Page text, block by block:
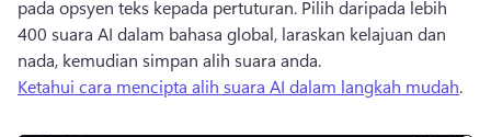
pada opsyen teks kepada pertuturan. Pilih daripada lebih
400 suara AI dalam bahasa global, laraskan kelajuan dan
nada, kemudian simpan alih suara anda.
Ketahui cara mencipta alih suara AI dalam langkah mudah.